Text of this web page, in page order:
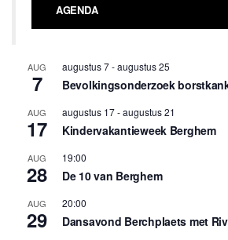
AGENDA
AUG
7
augustus 7-augustus 25
Bevolkingsonderzoek
AUG
17
augustus 17-augustus 21
Kindervakantieweek Berghem
AUG
28
19:00
De 10 van Berghem
AUG
29
20:00
Dansavond Berchplaets met